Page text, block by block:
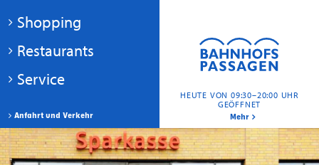
HEUTE VON 09:30–20:00 UHR
GEÖFFNET
Mehr
Anfahrt und Verkehr
Shopping
Restaurants
Service